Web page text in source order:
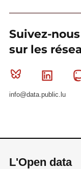
Suivez-nous
sur les
Bluesky
info@data.public.lu
L'Open data